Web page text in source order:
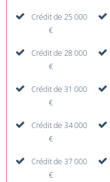
Crédit de 25 000
€
Crédit de 28 000
€
Crédit de 31 000
€
Crédit de 34 000
€
Crédit de 37 000
€